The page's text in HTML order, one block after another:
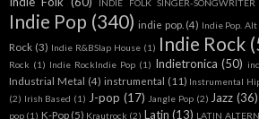
(2) Irish Based (1) J-pop (17) Jangle Pop (2) Jazz (36)
pop(1) K-Pop(5) Krautrock (2)Latin (13) LATIN
Latin Hip-Hop Latín Hip-Hop (1) Latin House
Pop / Reggaeton
(17) Latin Rock (82) Latino
Light Drum & Bass(3) Lo-fi Hip-Hop (1) Lo-fi Rock (16)
(3) Lofi Hip-Hop (2) Lofi Pop (5) Lounge (2) LOVE SONG
Drum & Bass
(2) Male Vocals (12) Math Rock